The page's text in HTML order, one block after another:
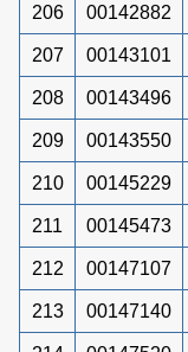
206 00142882
207 00143101
208 00143496
209 00143550
210 00145229
211 00145473
212 00147107
213 00147140